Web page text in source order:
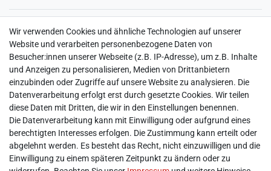
► Impressum
► Daten­schutz­erklärung
► AGB & Kundeninformation
► Barrierefreiheitserklärung
► Batterieentsorgung
► Kontakt
Mein Konto
► Registrieren
► Login
Wir verwenden Cookies und ähnliche Technologien auf unserer
Website und verarbeiten personenbezogene Daten von
Besucher:innen unserer Webseite (z.B. IP-Adresse), um z.B. Inhalte
und Anzeigen zu personalisieren, Medien von Drittanbietern
einzubinden oder Zugriffe auf unsere Website zu analysieren. Die
Datenverarbeitung erfolgt erst durch gesetzte Cookies. Wir teilen
diese Daten mit Dritten, die wir in den Einstellungen benennen.
Die Datenverarbeitung kann mit Einwilligung oder aufgrund eines
berechtigten Interesses erfolgen. Die Zustimmung kann erteilt oder
abgelehnt werden. Es besteht das Recht, nicht einzuwilligen und die
Einwilligung zu einem späteren Zeitpunkt zu ändern oder zu